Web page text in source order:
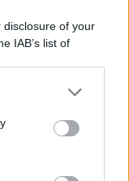
of your
IAB’s list of
us to third parties
or more Google
including but
e Ridge
, sicura che
loro